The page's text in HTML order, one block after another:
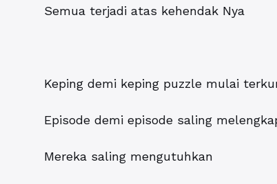
Semua terjadi atas kehendak Nya
Keping demi keping puzzle mulai
Episode demi episode saling
Mereka saling mengutuhkan